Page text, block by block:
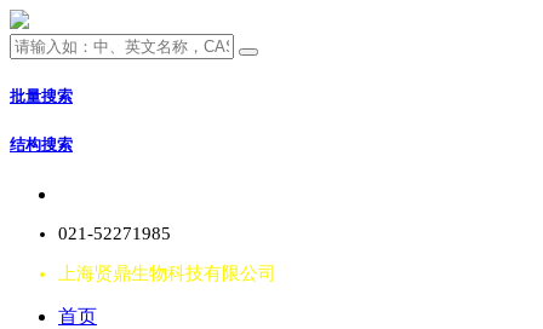
批量搜索
结构搜索
021-52271985
上海贤鼎生物科技有限公司
首页